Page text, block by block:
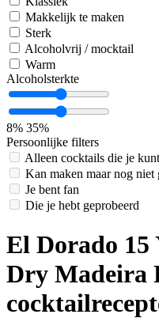
Makkelijk te maken
Sterk
Alcoholvrij / mocktail
Warm
Alcoholsterkte
8% 35%
Persoonlijke filters
Alleen cocktails die je
Kan maken maar nog niet
Je bent fan
Die je hebt geprobeerd
El Dorado
Dry Madeira